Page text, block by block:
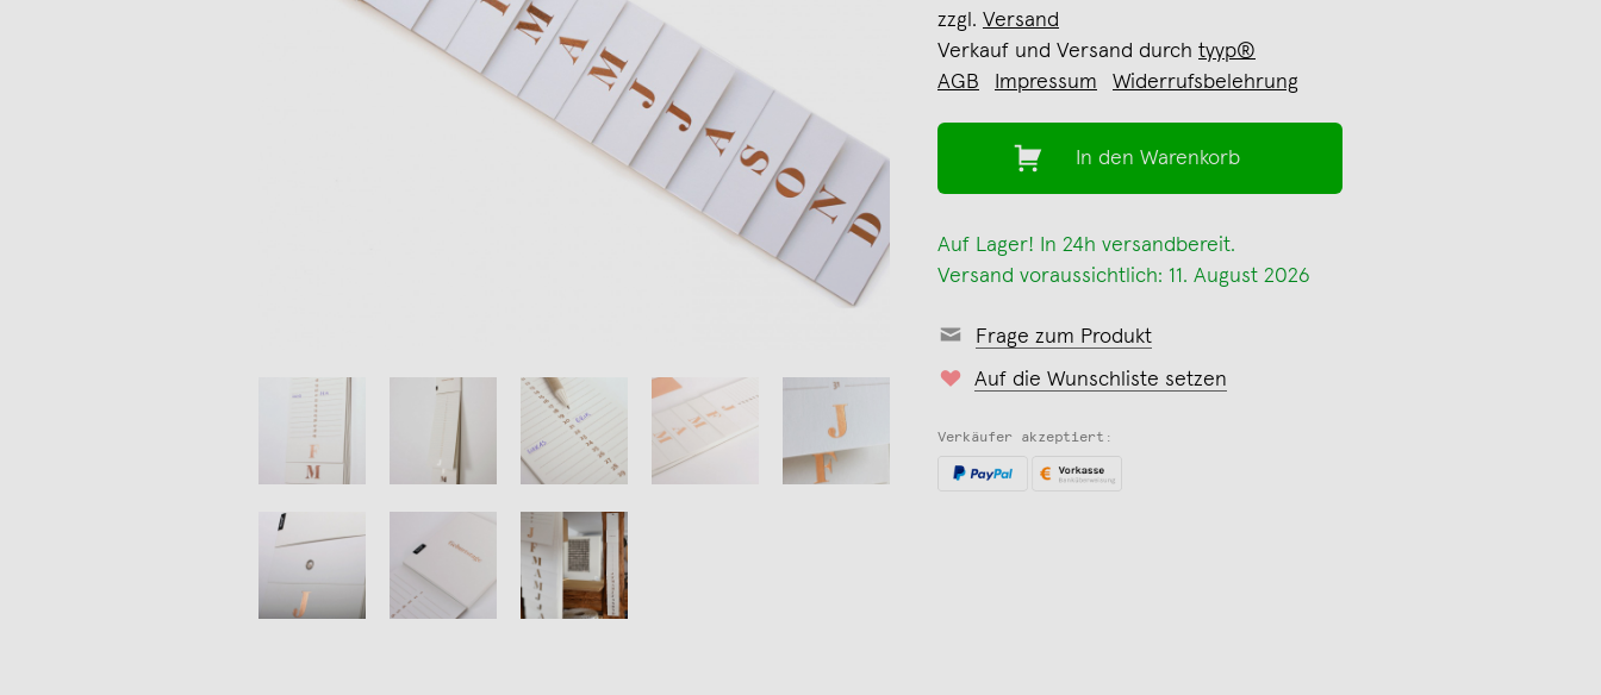
zzgl. Versand
Verkauf und Versand durch tyyp®
AGB
Impressum Widerrufsbelehrung
In den Warenkorb
Auf Lager! In 24h versandbereit.
Versand voraussichtlich: 11. August 2026
Frage zum Produkt
Auf die Wunschliste setzen
Verkäufer akzeptiert: